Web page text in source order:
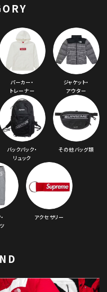
パーカー・
トレーナー
ジャケット・
アウター
バックパック・
リュック
その他バッグ類
アクセサリー